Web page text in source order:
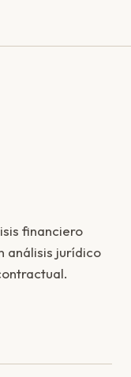
financiero
análisis jurídico